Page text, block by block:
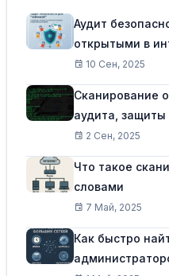
Аудит
открытыми в
10 Сен, 2025
Сканирование
аудита,
2 Сен, 2025
Что такое
словами
7 Май, 2025
Как быстро